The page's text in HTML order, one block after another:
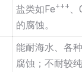
盐类如Fe+++ 、
的腐蚀。
能耐海水、各
腐蚀；不耐较